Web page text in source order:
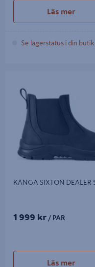
Läs mer
Se lagerstatus i din butik
KÄNGA SIXTON DEALER
1 999 kr / PAR
Läs mer